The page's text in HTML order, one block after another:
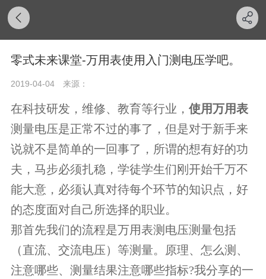
零式未来课堂-万用表使用入门测电压学吧。
2019-04-04 来源：
在科技研发，维修、教育等行业，使用万用表
测量电压是正常不过的事了，但是对于新手来
说就不是简单的一回事了，所谓的想有好的功
夫，马步必须扎稳，学徒学生们刚开始千万不
能大意，必须认真对待每个环节的知识点，好
的态度面对自己所选择的职业。
那首先我们的流程是万用表测电压测量包括
（直流、交流电压）等测量。原理、怎么测、
注意哪些、测量结果注意哪些指标?我分享的一